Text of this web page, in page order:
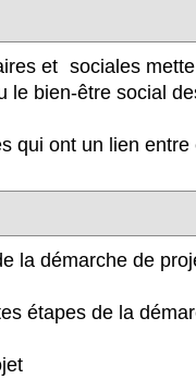
et sociales
le bien-être social
qui ont un lien entre
la démarche de
étapes de la